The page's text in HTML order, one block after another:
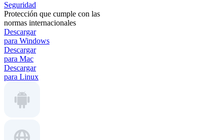
Seguridad
Protección que cumple con las
normas internacionales
Descargar
para Windows
Descargar
para Mac
Descargar
para Linux